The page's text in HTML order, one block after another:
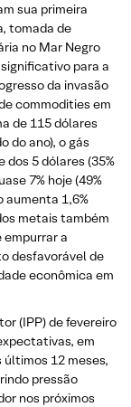
sua primeira
tomada de
no Mar Negro
para a
da invasão
commodities em
de 115 dólares
do ano), o gás
5 dólares (35%
7% hoje (49%
aumenta 1,6%
metais também
empurrar a
desfavorável de
econômica em
(IPP) de fevereiro
em
últimos 12 meses,
pressão
nos próximos